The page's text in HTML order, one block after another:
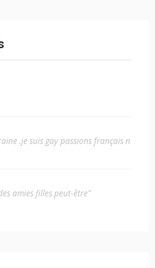
.je suis gay passions français n
amies filles peut-être"